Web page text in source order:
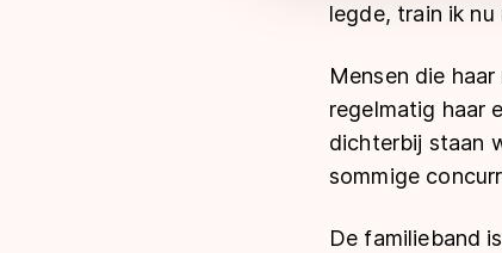
legde, train ik
Mensen die
regelmatig haar
dichterbij staan
sommige
De familieband